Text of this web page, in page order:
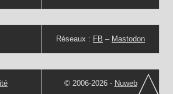
Réseaux : FB – Mastodon
© 2006-2026 - Nuweb